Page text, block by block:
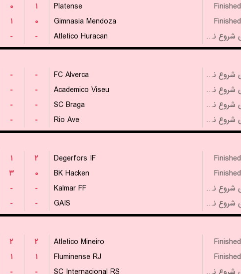
۰ ۱ Platense Finished
۱ ۰ Gimnasia Mendoza Finished
- - Atletico Huracan بازی شروع نشده است
- - FC Alverca بازی شروع نشده است
- - Academico Viseu بازی شروع نشده است
- - SC Braga بازی شروع نشده است
- - Rio Ave بازی شروع نشده است
۱ ۲ Degerfors IF Finished
۳ ۰ BK Hacken Finished
- - Kalmar FF بازی شروع نشده است
- - GAIS بازی شروع نشده است
۲ ۲ Atletico Mineiro Finished
۱ ۱ Fluminense RJ Finished